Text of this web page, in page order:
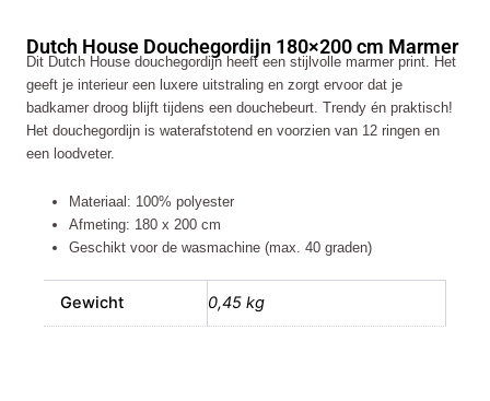
cm
Marmer
aantal
Dutch House Douchegordijn 180×200 cm Marmer
Dit Dutch House douchegordijn heeft een stijlvolle marmer print. Het
geeft je interieur een luxere uitstraling en zorgt ervoor dat je
badkamer droog blijft tijdens een douchebeurt. Trendy én praktisch!
Het douchegordijn is waterafstotend en voorzien van 12 ringen en
een loodveter.
Materiaal: 100% polyester
Afmeting: 180 x 200 cm
Geschikt voor de wasmachine (max. 40 graden)
Gewicht 0,45 kg